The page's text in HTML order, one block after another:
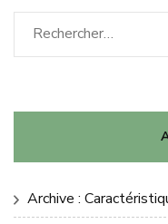
Rechercher :
Archive :